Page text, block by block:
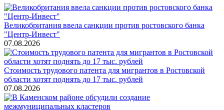
Великобритания ввела санкции против ростовского банка
"Центр-Инвест"
07.08.2026
Стоимость трудового патента для мигрантов в Ростовской
области хотят поднять до 17 тыс. рублей
07.08.2026